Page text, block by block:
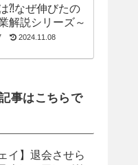
⁈なぜ伸びたの
解説シリーズ～
2024.11.08
事はこちらで
イ】退会させら